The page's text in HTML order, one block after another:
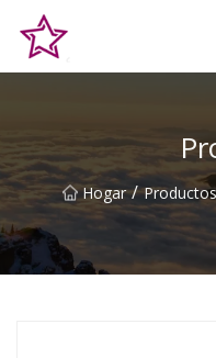
Hogar / Productos